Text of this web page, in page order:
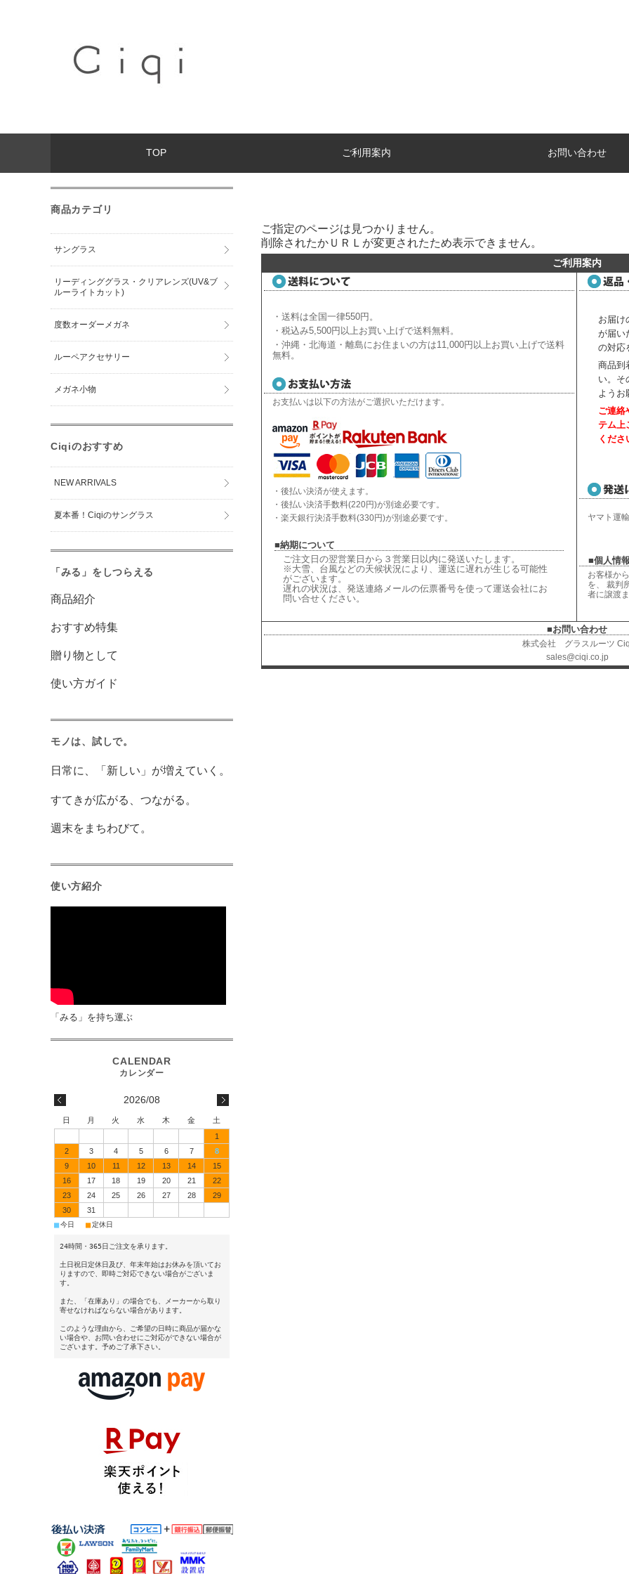
TOP ご利用案内 お問い合わせ
ご指定のページは見つかりません。
削除されたかＵＲＬが変更されたため表示できません。
ご利用案内
・送料は全国一律550円。
・税込み5,500円以上お買い上げで送料無料。
・沖縄・北海道・離島にお住まいの方は11,000円以上お買い上げで送料
無料。
お支払いは以下の方法がご選択いただけます。
・後払い決済が使えます。
・後払い決済手数料(220円)が別途必要です。
・楽天銀行決済手数料(330円)が別途必要です。
■納期について
ご注文日の翌営業日から３営業日以内に発送いたします。
※大雪、台風などの天候状況により、 運送に遅れが生じる可能性
がございます。
遅れの状況は、 発送連絡メールの伝票番号を使って運送会社にお
問い合せください。
お届け
が届い
の対応
商品到
い。 そ
ようお
ご連絡
テム上
くださ
ヤマト運
■個人情
お客様か
を、 裁判
者に譲渡
■お問い合わせ
株式会社 グラスルーツ
sales@ciqi.co.jp
商品カテゴリ
サングラス
リーディンググラス・クリアレンズ(UV&ブ
ルーライトカット)
度数オーダーメガネ
ルーペアクセサリー
メガネ小物
Ciqiのおすすめ
NEW ARRIVALS
夏本番！Ciqiのサングラス
「みる」をしつらえる
商品紹介
おすすめ特集
贈り物として
使い方ガイド
モノは、試しで。
日常に、「新しい」が増えていく。
すてきが広がる、つながる。
週末をまちわびて。
使い方紹介
「みる」を持ち運ぶ
2026/08
日 月 火 水 木 金
土
1
2
3 4 5 6 7
8
9
10 11 12 13 14
15
16
17 18 19 20 21
22
23
24 25 26 27 28
29
30
31
■今日 ■定休日
24時間・365日ご注文を承ります。
土日祝日定休日及び、年末年始はお休みを頂いてお
りますので、即時ご対応できない場合がございま
す。
また、「在庫あり」の場合でも、メーカーから取り
寄せなければならない場合があります。
このような理由から、ご希望の日時に商品が届かな
い場合や、お問い合わせにご対応ができない場合が
ございます。予めご了承下さい。